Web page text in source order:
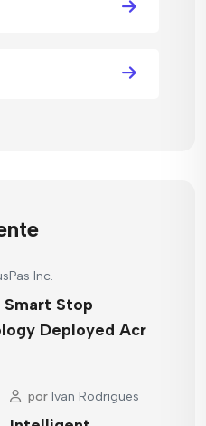
Inc.
Smart Stop
Deployed Acr
por Ivan Rodrigues